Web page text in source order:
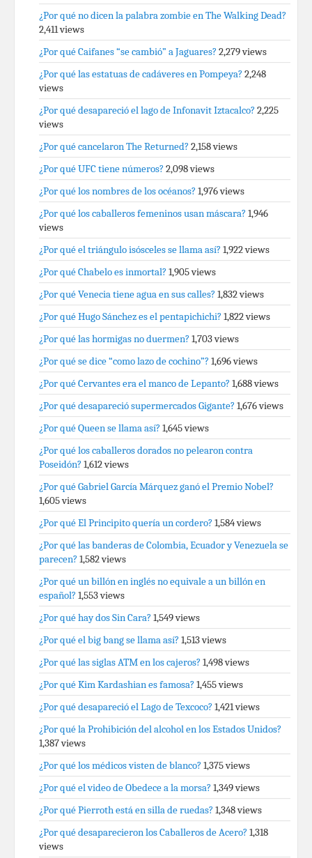
¿Por qué no dicen la palabra zombie en The Walking Dead?
2,411 views
¿Por qué Caifanes “se cambió” a Jaguares? 2,279 views
¿Por qué las estatuas de cadáveres en Pompeya? 2,248
views
¿Por qué desapareció el lago de Infonavit Iztacalco? 2,225
views
¿Por qué cancelaron The Returned? 2,158 views
¿Por qué UFC tiene números? 2,098 views
¿Por qué los nombres de los océanos? 1,976 views
¿Por qué los caballeros femeninos usan máscara? 1,946
views
¿Por qué el triángulo isósceles se llama así? 1,922 views
¿Por qué Chabelo es inmortal? 1,905 views
¿Por qué Venecia tiene agua en sus calles? 1,832 views
¿Por qué Hugo Sánchez es el pentapichichi? 1,822 views
¿Por qué las hormigas no duermen? 1,703 views
¿Por qué se dice “como lazo de cochino”? 1,696 views
¿Por qué Cervantes era el manco de Lepanto? 1,688 views
¿Por qué desapareció supermercados Gigante? 1,676 views
¿Por qué Queen se llama así? 1,645 views
¿Por qué los caballeros dorados no pelearon contra
Poseidón? 1,612 views
¿Por qué Gabriel García Márquez ganó el Premio Nobel?
1,605 views
¿Por qué El Principito quería un cordero? 1,584 views
¿Por qué las banderas de Colombia, Ecuador y Venezuela se
parecen? 1,582 views
¿Por qué un billón en inglés no equivale a un billón en
español? 1,553 views
¿Por qué hay dos Sin Cara? 1,549 views
¿Por qué el big bang se llama así? 1,513 views
¿Por qué las siglas ATM en los cajeros? 1,498 views
¿Por qué Kim Kardashian es famosa? 1,455 views
¿Por qué desapareció el Lago de Texcoco? 1,421 views
¿Por qué la Prohibición del alcohol en los Estados Unidos?
1,387 views
¿Por qué los médicos visten de blanco? 1,375 views
¿Por qué el video de Obedece a la morsa? 1,349 views
¿Por qué Pierroth está en silla de ruedas? 1,348 views
¿Por qué desaparecieron los Caballeros de Acero? 1,318
views